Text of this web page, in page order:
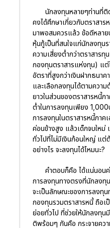
นักลงทุนหลายๆท่านที่
คงได้ศึกษาเกี่ยวกับตราสาร
มาพอสมควรแล้ว ข้อดีหลาย
หุ้นกู้เป็นที่สนใจแก่นักลงทุน
ความเสี่ยงต่ำกว่าตราสาร
กองทุนตราสารแห่งทุน) แ
อัตราที่สูงกว่าเงินฝากธนาค
และเลือกลงทุนได้ตามความ
ยาวในส่วนของตราสารหนี้
ต่ำในการลงทุนเพียง 1,000
การลงทุนในตราสารหนี้ภาค
ค่อนข้างสูง แล้วเด็กจบใหม่
ทั่วไปที่ไม่มีเงินก้อนใหญ่ แต่
อย่างไร จะลงทุนได้ไหมนะ?
คำตอบก็คือ ได้แน่นอนค่
การลงทุนทางตรงที่นักลงทุ
จะเป็นลักษณะของการลงทุ
กองทุนรวมตราสารหนี้ ถือเ
ย่อยทั่วไป ที่ช่วยให้นักลงทุน
ติพร้อมๆ กันคือ กระจายคว